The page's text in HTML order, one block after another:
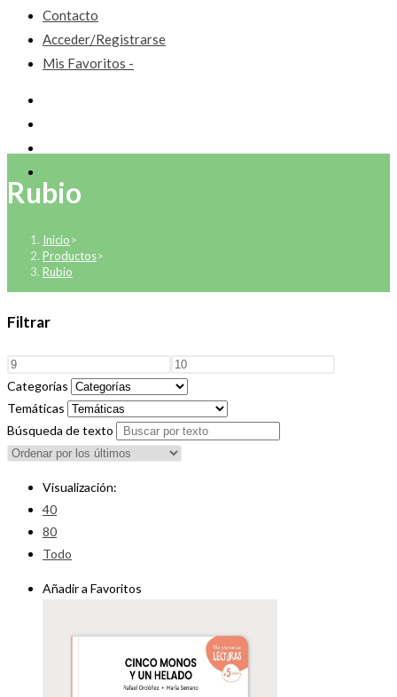
Contacto
Acceder/Registrarse
Mis Favoritos -
Rubio
Inicio>
Productos>
Rubio
Filtrar
Categorías
Temáticas
Búsqueda de texto
Visualización:
40
80
Todo
Añadir a Favoritos